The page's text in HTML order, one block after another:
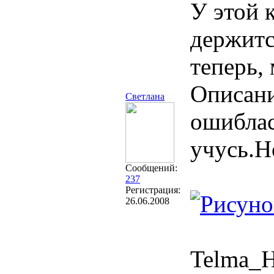
Светлана
Сообщений:
237
Регистрация:
26.06.2008
У этой
теперь,